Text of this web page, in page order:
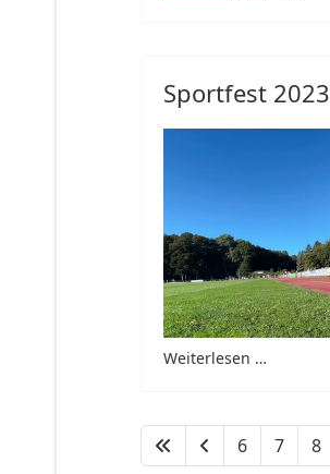
Sportfest 2023
Weiterlesen …
6 7 8